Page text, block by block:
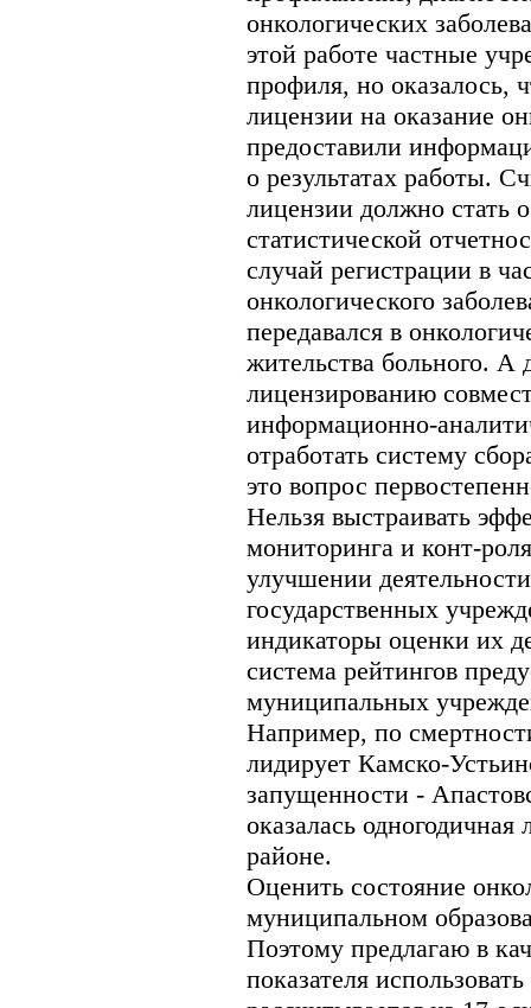
онкологических
этой работе частные
профиля, но оказалось,
лицензии на оказание
предоставили
о результатах работы.
лицензии должно стать
статистической
случай регистрации в
онкологического
передавался в
жительства больного. А
лицензированию
информационно-
отработать систему
это вопрос
Нельзя выстраивать
мониторинга и конт-
улучшении
государственных
индикаторы оценки их
система рейтингов
муниципальных
Например, по
лидирует Камско-
запущенности -
оказалась
районе.
Оценить состояние
муниципальном
Поэтому предлагаю в
показателя